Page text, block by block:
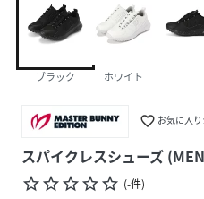
ブラック ホワイト
favorite_border お気に入
スパイクレスシューズ
star_borderstar_borderstar_borderstar_borderstar_border (-件)